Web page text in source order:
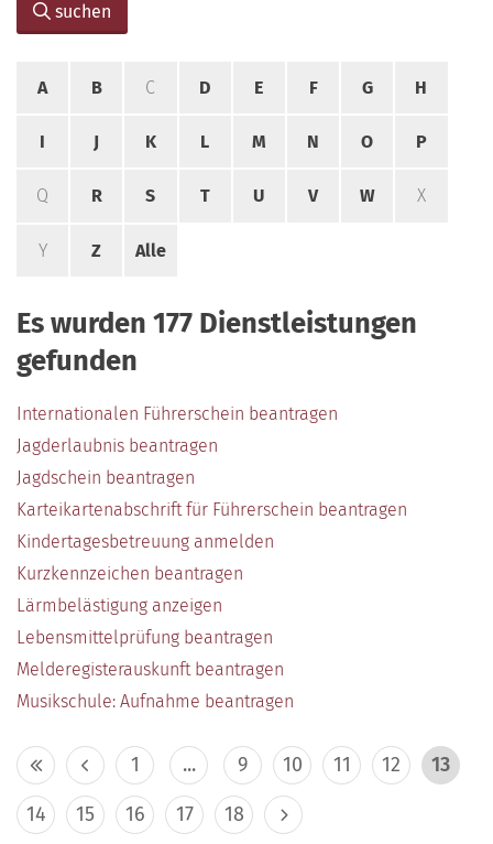
suchen
A B C D E F G H
I J K L M N O P
Q R S T U V W X
Y Z Alle
Es wurden 177 Dienstleistungen
gefunden
Internationalen Führerschein beantragen
Jagderlaubnis beantragen
Jagdschein beantragen
Karteikartenabschrift für Führerschein beantragen
Kindertagesbetreuung anmelden
Kurzkennzeichen beantragen
Lärmbelästigung anzeigen
Lebensmittelprüfung beantragen
Melderegisterauskunft beantragen
Musikschule: Aufnahme beantragen
1 ... 9 10 11 12 13
14 15 16 17 18